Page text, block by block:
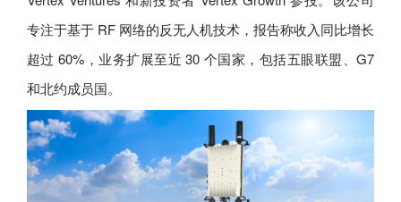
专注于基于 RF 网络的反无人机技术，报告称收入同比增长
超过 60%，业务扩展至近 30 个国家，包括五眼联盟、G7
和北约成员国。